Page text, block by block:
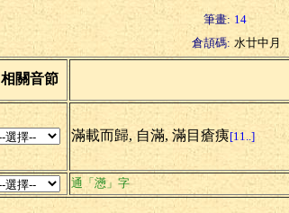
筆畫: 14
倉頡碼: 水廿中月
相關音節
滿載而歸, 自滿, 滿目瘡痍[11..]
通「懣」字